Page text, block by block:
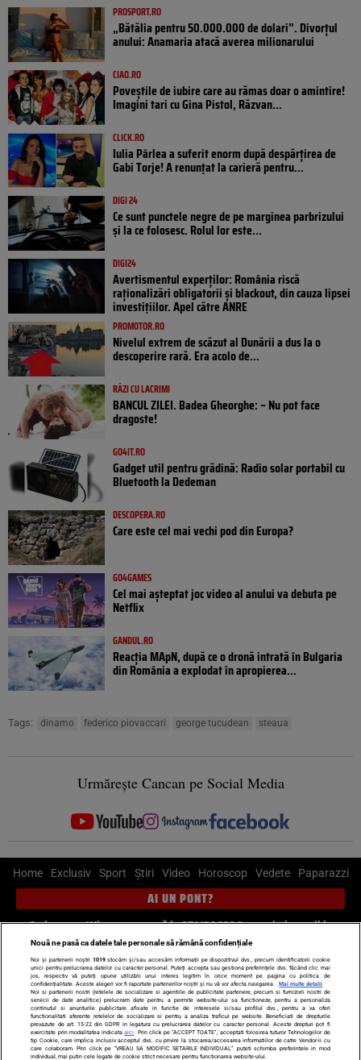
PROSPORT.RO
„Bătălia pentru 50.000.000 de dolari”. Divorțul
anului: Anamaria atacă averea milionarului
CIAO.RO
Poveştile de iubire care au rămas doar o amintire!
Imagini tari cu Gina Pistol, Răzvan...
CLICK.RO
Iulia Pârlea a suferit enorm după despărțirea de
Gabi Torje! A renunțat la carieră pentru...
DIGI 24
Ce sunt punctele negre de pe marginea parbrizului
și la ce folosesc. Rolul lor este...
DIGI24
Avertismentul experților: România riscă
raționalizări obligatorii și blackout, din cauza lipsei
investițiilor. Apel către ANRE
PROMOTOR.RO
Nivelul extrem de scăzut al Dunării a dus la o
descoperire rară. Era acolo de...
RÂZI CU LACRIMI
BANCUL ZILEI. Badea Gheorghe: – Nu pot face
dragoste!
GO4IT.RO
Gadget util pentru grădină: Radio solar portabil cu
Bluetooth la Dedeman
DESCOPERA.RO
Care este cel mai vechi pod din Europa?
GO4GAMES
Cel mai așteptat joc video al anului va debuta pe
Netflix
GANDUL.RO
Reacția MApN, după ce o dronă intrată în Bulgaria
din România a explodat în apropierea...
Tags: dinamo federico piovaccari george tucudean steaua
Urmărește Cancan pe Social Media
Home Exclusiv Sport Știri Video Horoscop Vedete Paparazzi
AI UN PONT?
Scrie-ne pe Whatsapp, sună la 0741226226 sau trimite mail la
pont@cancan.ro
Știri interne Știri externe
Politică
Ultimele stiri
Diete Insula Iubirii Dictionar de vise
LIFE STYLE
Horoscop
Echipa editorială
Termeni si condiții Politica de confidențialitate
Nouă ne pasă ca datele tale personale să rămână confidențiale
Noi și partenerii noștri 1019stocăm și/sau accesăm informații pe dispozitivul dvs., precum identificatorii cookie
unici pentru prelucrarea datelor cu caracter personal. Puteți accepta sau gestiona preferințele dvs. făcând clic mai
jos, respectiv vă puteți opune utilizării unui interes legitim în orice moment pe pagina cu politica de
confidențialitate. Aceste alegeri vor fi raportate partenerilor noștri și nu vă vor afecta navigarea.
Mai multe detalii
Noi si partenerii nostri (retelele de socializare si agentiile de publicitate partenere, precum si furnizorii nostri de
servicii de date analitice) prelucram date pentru a permite website-ului sa functioneze, pentru a personaliza
continutul si anunturile publicitare afisate in functie de interesele si/sau profilul dvs., pentru a va oferi
functionalitati aferente retelelor de socializare si pentru a analiza traficul pe website. Beneficiati de drepturile
prevazute de art. 15-22 din GDPR in legatura cu prelucrarea datelor cu caracter personal. Aceste drepturi pot fi
exercitate prin modalitatea indicataaici . Prin click pe “ACCEPT TOATE”, acceptati folosirea tuturor Tehnologiilor de
tip Cookie, care implica inclusiv acceptul dvs. cu privire la stocarea/accesarea informatiilor de catre Vendor-ii cu
care colaboram. Prin click pe “VREAU SA MODIFIC SETARILE INDIVIDUAL” puteti schimba preferintele in mod
individual, mai putin cele legate de cookie strict necesare pentru functionarea website-ului.